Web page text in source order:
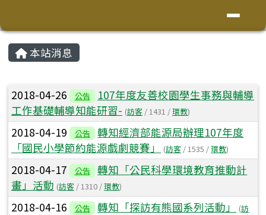
主內容區域
本站消息
文章列表
2018-04-26 公告
107年度友善校園學生事務與輔導
工作基礎輔導知能研習- (訪客 / 1431 /環教)
2018-04-19 公告
轉知經濟部能源局辦理107年度
「國民小學節約能源戲劇競賽」
(訪客 / 1535 /環教)
2018-04-17 公告
轉知「公民科學環境教育推動計
畫」活動 (訪客 / 1310 /環教)
2018-04-16 公告 轉知「探訪有熊國系列活動」 (訪
頁尾區域